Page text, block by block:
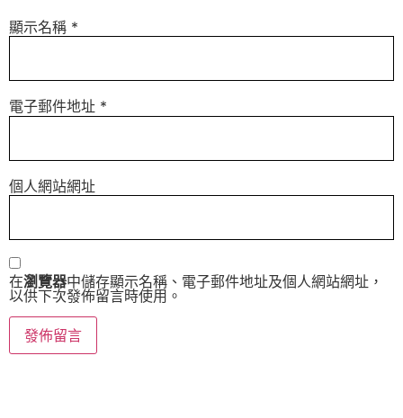
顯示名稱 *
電子郵件地址 *
個人網站網址
在瀏覽器中儲存顯示名稱、電子郵件地址及個人網站網址，
以供下次發佈留言時使用。